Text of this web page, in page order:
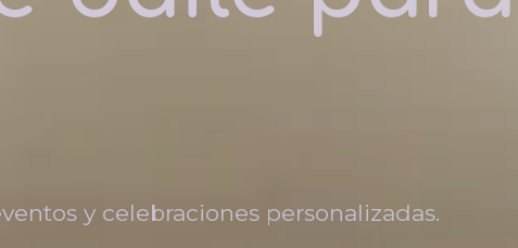
y celebraciones personalizadas.